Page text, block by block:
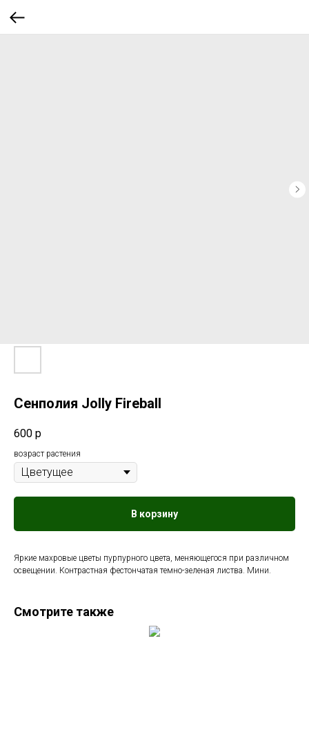
Сенполия Jolly Fireball
600 р
возраст растения
В корзину
Яркие махровые цветы пурпурного цвета, меняющегося при различном
освещении. Контрастная фестончатая темно-зеленая листва. Мини.
Смотрите также